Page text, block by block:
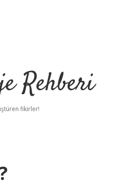
Rehberi
fikirler!